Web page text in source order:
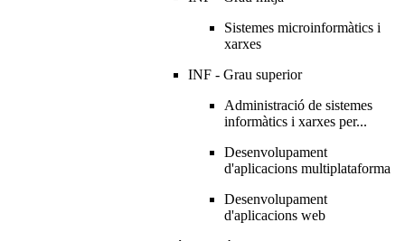
Sistemes microinformàtics i
xarxes
INF - Grau superior
Administració de sistemes
informàtics i xarxes per...
Desenvolupament
d'aplicacions multiplataforma
Desenvolupament
d'aplicacions web